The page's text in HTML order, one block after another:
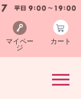
マイペー
ジ
カート